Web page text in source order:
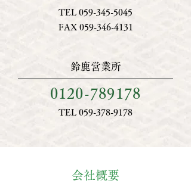
TEL 059-345-5045
FAX 059-346-4131
鈴鹿営業所
0120-789178
TEL 059-378-9178
会社概要